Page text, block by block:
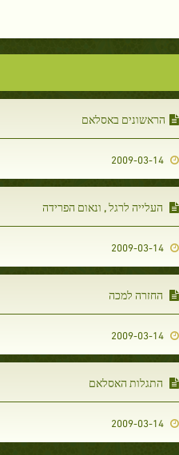
הראשונים באסלאם
2009-03-14
העלייה לרגל , ונאום הפרידה
2009-03-14
החזרה למכה
2009-03-14
התגלות האסלאם
2009-03-14